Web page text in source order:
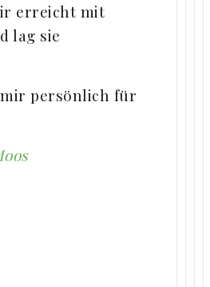
erreicht mit
lag sie
persönlich für